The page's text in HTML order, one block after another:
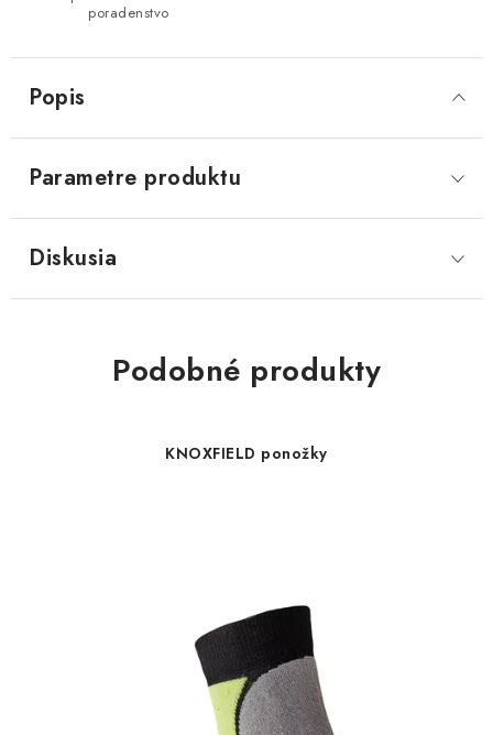
poradenstvo
Popis
Parametre produktu
Diskusia
Podobné produkty
KNOXFIELD ponožky